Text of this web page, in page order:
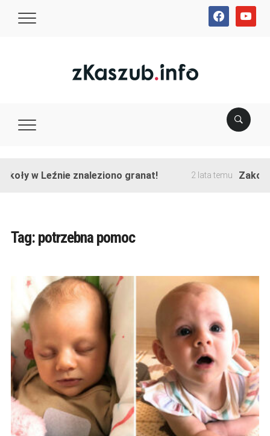
facebookyoutube
w Leźnie znaleziono granat! 2 lata temu
Tag: potrzebna pomoc